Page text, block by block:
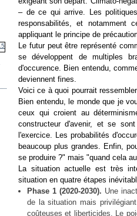
– de ce qui arrive. Les
responsabilités, et notamment
appliquant le principe de
Le futur peut être représenté
se développent de multiples
d'occurence. Bien entendu,
deviennent fines.
Voici ce à quoi pourrait
Bien entendu, le monde que je
ceux qui croient au
constructeur d'avenir, et se
l'exercice. Les probabilités
beaucoup plus grandes. Enfin,
se produire ?" mais "quand cela
La situation actuelle est très
situation en quatre étapes
Phase 1 (2020-2030). Une
de la situation mais
coûteuses et liberticides. Le